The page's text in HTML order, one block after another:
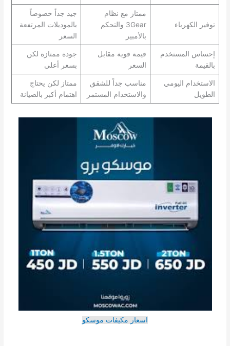
توفير الكهرباء
ممتاز مع نظام
3Gear والتحكم
بالأمبير
جيد جداً خصوصاً
بالموديلات المرتفعة
السعر
إحساس المستخدم
بالقيمة
قيمة قوية مقابل
السعر
جودة ممتازة لكن
بسعر أعلى
الاستخدام اليومي
الطويل
مناسب جداً للشقق
والاستخدام المستمر
ممتاز لكن يحتاج
اهتمام أكبر بالصيانة
اسعار مكيفات موسكو